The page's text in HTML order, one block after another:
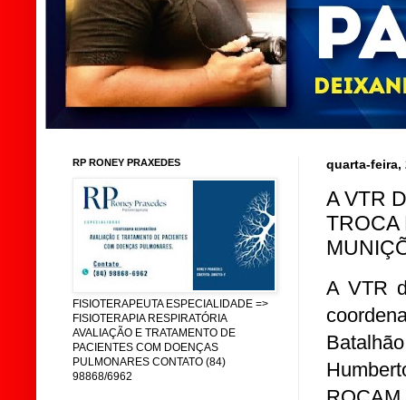
quarta-feira,
A VTR
TROCA
A VTR
RP RONEY PRAXEDES
FISIOTERAPEUTA ESPECIALIDADE =>
FISIOTERAPIA RESPIRATÓRIA
AVALIAÇÃO E TRATAMENTO DE
PACIENTES COM DOENÇAS
PULMONARES CONTATO (84)
98868/6962